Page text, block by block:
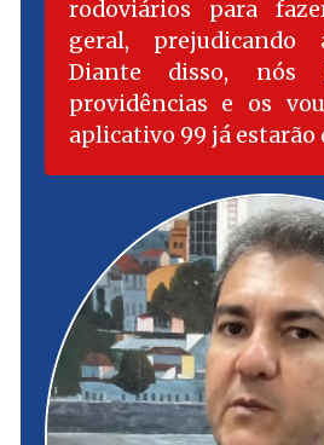
rodoviários para
geral, prejudicando
Diante disso, nós
providências e os
aplicativo 99 já estarão